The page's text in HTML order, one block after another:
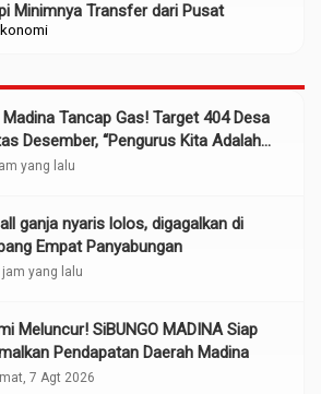
Minimnya Transfer dari Pusat
Madina Tancap Gas! Target 404 Desa
Desember, “Pengurus Kita Adalah
yang lalu
ganja nyaris lolos, digagalkan di
Empat Panyabungan
jam yang lalu
Meluncur! SiBUNGO MADINA Siap
Pendapatan Daerah Madina
7 Agt 2026